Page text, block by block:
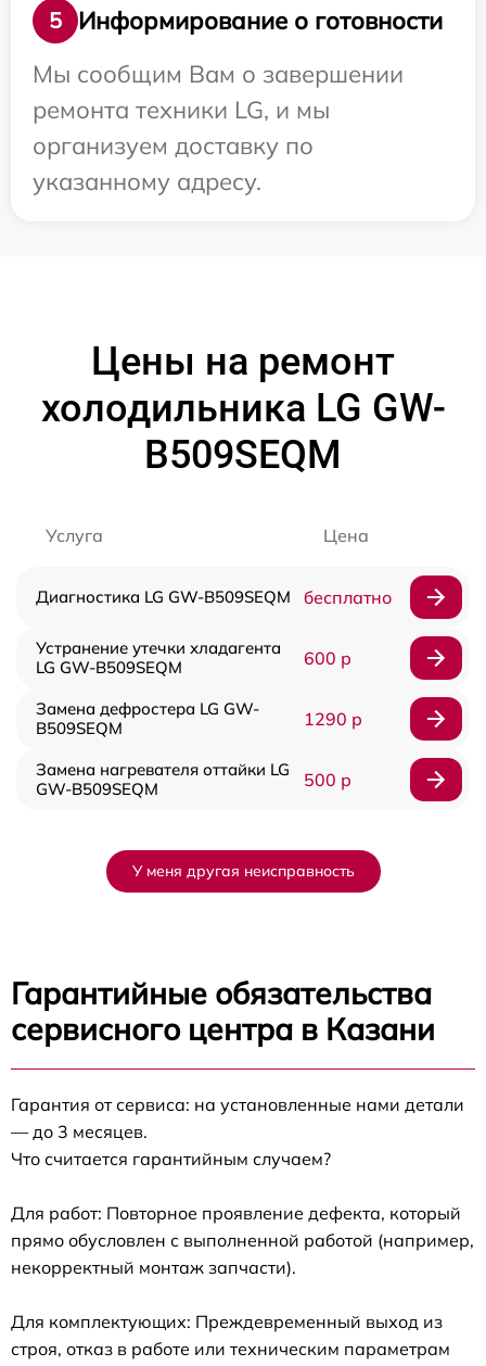
5
Информирование о готовности
Мы сообщим Вам о завершении
ремонта техники LG, и мы
организуем доставку по
указанному адресу.
Цены на ремонт
холодильника LG GW-
B509SEQM
Услуга Цена
Диагностика LG GW-B509SEQM бесплатно
Устранение утечки хладагента
LG GW-B509SEQM
600 р
Замена дефростера LG GW-
B509SEQM
1290 р
Замена нагревателя оттайки LG
GW-B509SEQM
500 р
У меня другая неисправность
Гарантийные обязательства
сервисного центра в Казани
Гарантия от сервиса: на установленные нами детали
— до 3 месяцев.
Что считается гарантийным случаем?
Для работ: Повторное проявление дефекта, который
прямо обусловлен с выполненной работой (например,
некорректный монтаж запчасти).
Для комплектующих: Преждевременный выход из
строя, отказ в работе или техническим параметрам